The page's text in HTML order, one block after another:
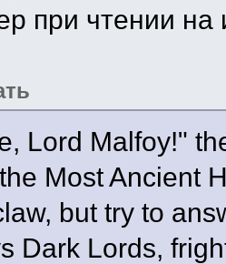
при чтении на
Lord Malfoy!"
Most Ancient
but try to
Dark Lords,